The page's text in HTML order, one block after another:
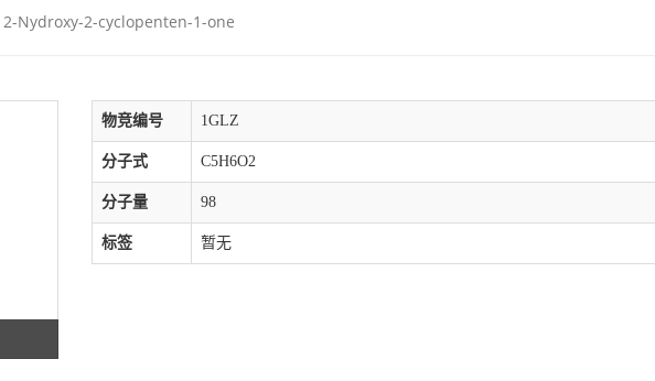
2-Nydroxy-2-cyclopenten-1-one
物竞编号 1GLZ
分子式 C5H6O2
分子量 98
标签 暂无